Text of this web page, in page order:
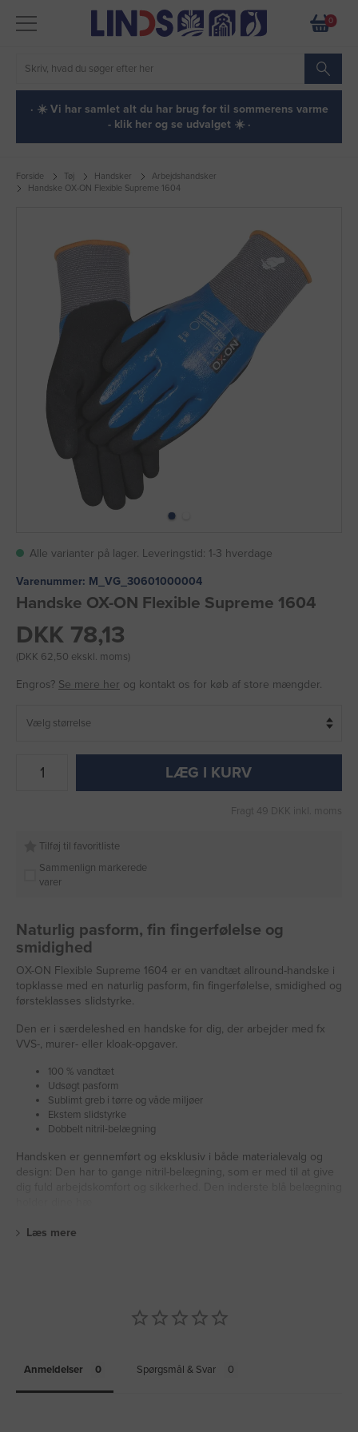
0
· ☀️ Vi har samlet alt du har brug for til sommerens varme
- klik her og se udvalget ☀️ ·
Forside Tøj Handsker
Arbejdshandsker
Handske OX-ON Flexible Supreme 1604
Alle varianter på lager. Leveringstid: 1-3 hverdage
Varenummer: M_VG_30601000004
Handske OX-ON Flexible Supreme 1604
DKK 78,13
(DKK 62,50 ekskl. moms)
Engros? Se mere her og kontakt os for køb af store mængder.
LÆG I KURV
Fragt 49 DKK inkl. moms
Tilføj til favoritliste
Sammenlign markerede
varer
Naturlig pasform, fin fingerfølelse og
smidighed
OX-ON Flexible Supreme 1604 er en vandtæt allround-handske i
topklasse med en naturlig pasform, fin fingerfølelse, smidighed og
førsteklasses slidstyrke.
Den er i særdeleshed en handske for dig, der arbejder med fx
VVS-, murer- eller kloak-opgaver.
100 % vandtæt
Udsøgt pasform
Sublimt greb i tørre og våde miljøer
Ekstem slidstyrke
Dobbelt nitril-belægning
Handsken er gennemført og eksklusiv i både materialevalg og
design: Den har to gange nitril-belægning, som er med til at give
Læs mere
Anmeldelser Spørgsmål & Svar